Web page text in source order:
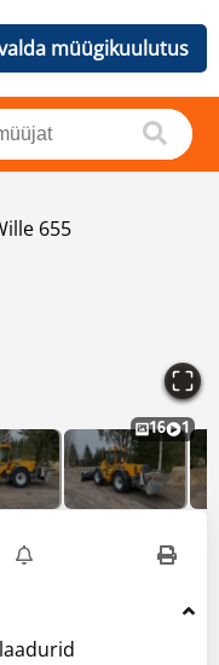
müügikuulutus
655
16 1